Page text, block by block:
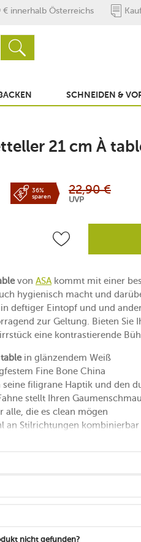
€ innerhalb Österreichs
SCHNEIDEN &
21 cm À
36%
sparen
22,90 €
UVP
von ASAkommt mit einer
hygienisch macht und
deftiger Eintopf und und
zur Geltung. Bieten
eine kontrastierende
in glänzendem Weiß
Fine Bone China
filigrane Haptik und den
stellt Ihren
alle, die es clean mögen
an Stilrichtungen kombinierbar
nicht gefunden?